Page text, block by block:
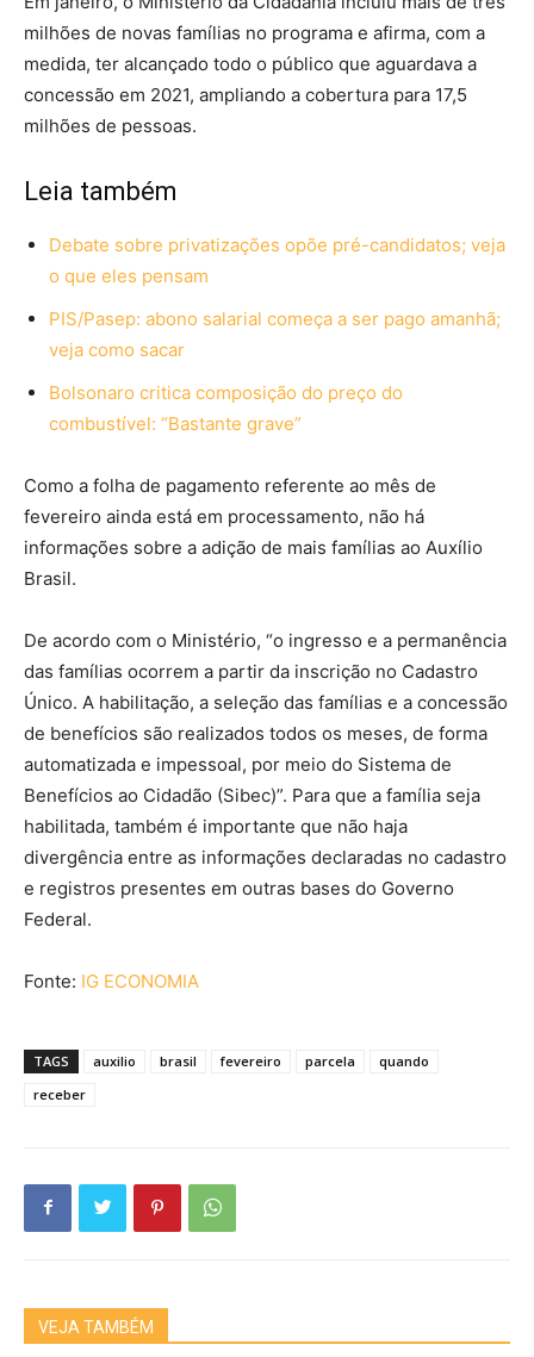
milhões de novas famílias no programa e afirma, com a
medida, ter alcançado todo o público que aguardava a
concessão em 2021, ampliando a cobertura para 17,5
milhões de pessoas.
Leia também
Debate sobre privatizações opõe pré-candidatos; veja
o que eles pensam
PIS/Pasep: abono salarial começa a ser pago amanhã;
veja como sacar
Bolsonaro critica composição do preço do
combustível: “Bastante grave”
Como a folha de pagamento referente ao mês de
fevereiro ainda está em processamento, não há
informações sobre a adição de mais famílias ao Auxílio
Brasil.
De acordo com o Ministério, “o ingresso e a permanência
das famílias ocorrem a partir da inscrição no Cadastro
Único. A habilitação, a seleção das famílias e a concessão
de benefícios são realizados todos os meses, de forma
automatizada e impessoal, por meio do Sistema de
Benefícios ao Cidadão (Sibec)”. Para que a família seja
habilitada, também é importante que não haja
divergência entre as informações declaradas no cadastro
e registros presentes em outras bases do Governo
Federal.
Fonte: IG ECONOMIA
TAGS auxilio brasil fevereiro parcela
quando
receber
VEJA TAMBÉM